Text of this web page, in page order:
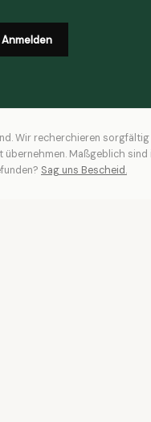
Anmelden
Wir recherchieren sorgfältig
übernehmen. Maßgeblich sind
Sag uns Bescheid.